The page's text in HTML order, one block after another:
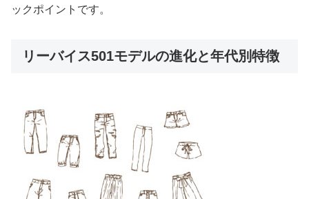
ックポイントです。
リーバイス501モデルの進化と年代別特徴